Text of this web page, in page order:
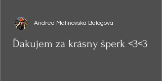
Ďakujem za krásny šperk <3<3
Andrea Malinovská Balogová